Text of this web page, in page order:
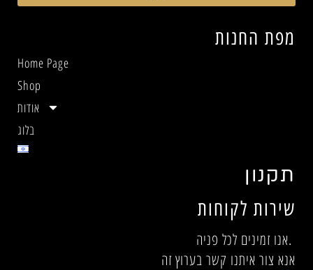
שירות לקוחות
אנו זמינים לכל פניה.
אנא צור איתנו קשר בערוץ זה
מפת החנות
Home Page
Shop
אודות
בלוג
תקנון